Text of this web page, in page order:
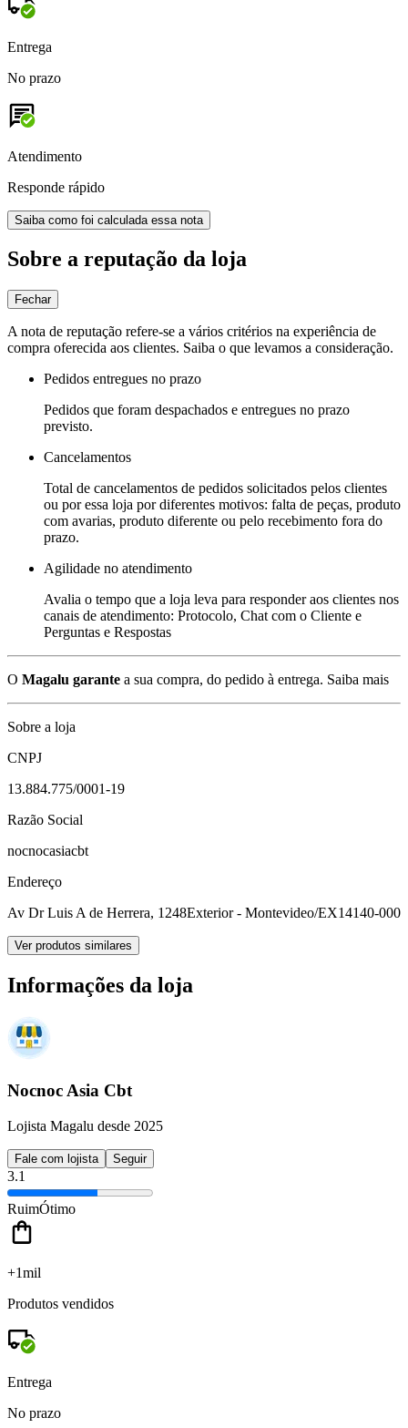
Entrega
No prazo
Atendimento
Responde rápido
Saiba como foi calculada essa nota
Sobre a reputação da loja
Fechar
A nota de reputação refere-se a vários critérios na experiência de
compra oferecida aos clientes. Saiba o que levamos a consideração.
Pedidos entregues no prazo
Pedidos que foram despachados e entregues no prazo
previsto.
Cancelamentos
Total de cancelamentos de pedidos solicitados pelos clientes
ou por essa loja por diferentes motivos: falta de peças, produto
com avarias, produto diferente ou pelo recebimento fora do
prazo.
Agilidade no atendimento
Avalia o tempo que a loja leva para responder aos clientes nos
canais de atendimento: Protocolo, Chat com o Cliente e
Perguntas e Respostas
O Magalu garante a sua compra, do pedido à entrega. Saiba mais
Sobre a loja
CNPJ
13.884.775/0001-19
Razão Social
nocnocasiacbt
Endereço
Av Dr Luis A de Herrera, 1248Exterior - Montevideo/EX14140-000
Ver produtos similares
Informações da loja
Nocnoc Asia Cbt
Lojista Magalu desde 2025
Fale com lojista Seguir
3.1
RuimÓtimo
+1mil
Produtos vendidos
Entrega
No prazo